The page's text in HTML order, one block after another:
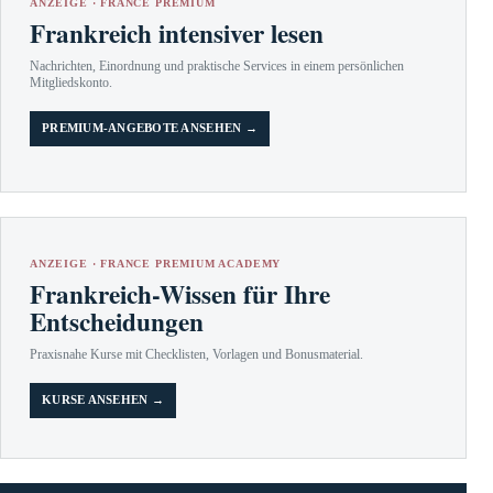
ANZEIGE · FRANCE PREMIUM
Frankreich intensiver lesen
Nachrichten, Einordnung und praktische Services in einem persönlichen
Mitgliedskonto.
PREMIUM-ANGEBOTE ANSEHEN →
ANZEIGE · FRANCE PREMIUM ACADEMY
Frankreich-Wissen für Ihre
Entscheidungen
Praxisnahe Kurse mit Checklisten, Vorlagen und Bonusmaterial.
KURSE ANSEHEN →